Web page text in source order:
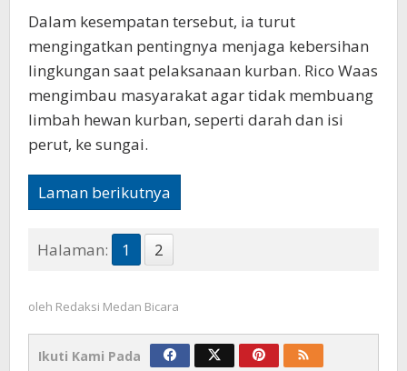
Dalam kesempatan tersebut, ia turut
mengingatkan pentingnya menjaga kebersihan
lingkungan saat pelaksanaan kurban. Rico Waas
mengimbau masyarakat agar tidak membuang
limbah hewan kurban, seperti darah dan isi
perut, ke sungai.
Laman berikutnya
Halaman: 1 2
oleh Redaksi Medan Bicara
Ikuti Kami Pada